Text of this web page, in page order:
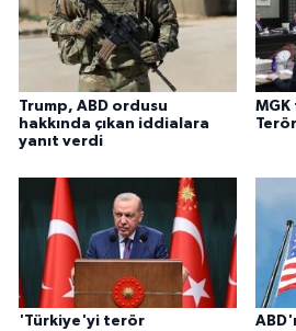
Trump, ABD ordusu
hakkında çıkan iddialara
yanıt verdi
'Türkiye'yi terör